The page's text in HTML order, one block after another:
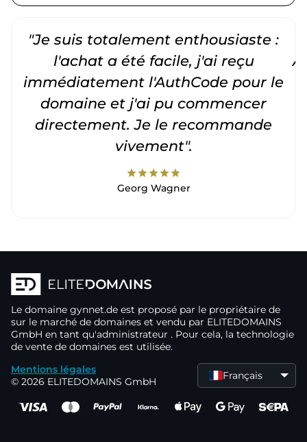
"Je suis totalement enthousiaste :
l'achat a été facile, j'ai reçu
immédiatement l'AuthCode pour le
domaine et j'ai pu commencer
directement. Je le recommande
vivement".
starstarstarstarstar
Georg Wagner
Le domaine gynnet.de est proposé par le propriétaire de
sur le marché de domaines et vendu par ELITEDOMAINS
GmbH en tant qu'administrateur . Pour cela, la technologie
de vente de domaines est utilisée.
Mentions légales
© 2026 ELITEDOMAINS GmbH
Français